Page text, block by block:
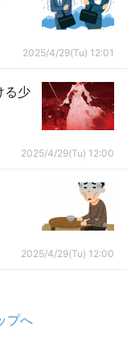
2025/4/29(Tu) 12:01
る少
2025/4/29(Tu) 12:00
2025/4/29(Tu) 12:00
プへ